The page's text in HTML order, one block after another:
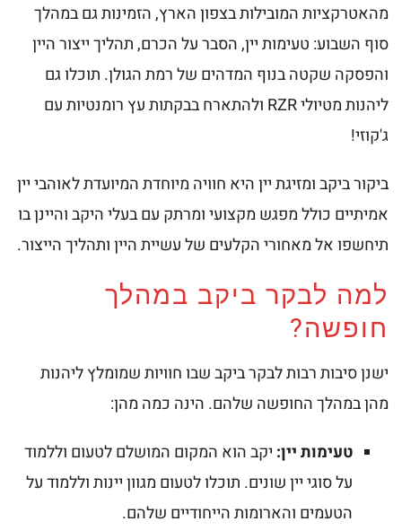
מהאטרקציות המובילות בצפון הארץ, הזמינות גם במהלך
סוף השבוע: טעימות יין, הסבר על הכרם, תהליך ייצור היין
והפסקה שקטה בנוף המדהים של רמת הגולן. תוכלו גם
ליהנות מטיולי RZR ולהתארח בבקתות עץ רומנטיות עם
ג'קוזי!
ביקור ביקב ומזיגת יין היא חוויה מיוחדת המיועדת לאוהבי יין
אמיתיים כולל מפגש מקצועי ומרתק עם בעלי היקב והיינן בו
תיחשפו אל מאחורי הקלעים של עשיית היין ותהליך הייצור.
למה לבקר ביקב במהלך
חופשה?
ישנן סיבות רבות לבקר ביקב שבו חוויות שמומלץ ליהנות
מהן במהלך החופשה שלהם. הינה כמה מהן:
טעימות יין: יקב הוא המקום המושלם לטעום וללמוד
על סוגי יין שונים. תוכלו לטעום מגוון יינות וללמוד על
הטעמים והארומות הייחודיים שלהם.